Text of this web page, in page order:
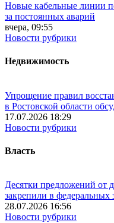
Новые кабельные линии
за постоянных аварий
вчера, 09:55
Новости рубрики
Недвижимость
Упрощение правил
в Ростовской области
17.07.2026 18:29
Новости рубрики
Власть
Десятки предложений от
закрепили в федеральных
28.07.2026 16:56
Новости рубрики